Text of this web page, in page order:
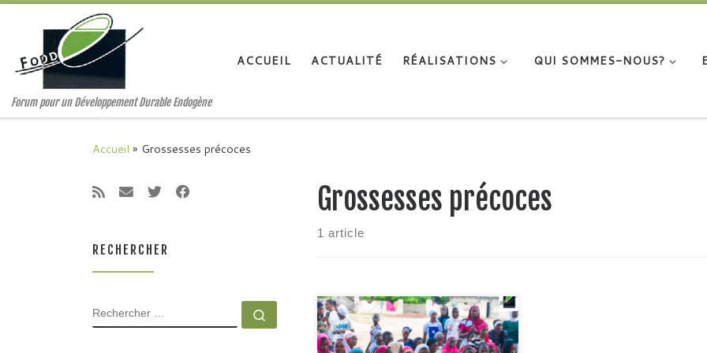
Passer au contenu
Forum pour un Développement Durable Endogène
ACCUEIL ACTUALITÉ RÉALISATIONS QUI SOMMES-NOUS?
Accueil » Grossesses précoces
Grossesses précoces
1 article
Activité de sensibilisation sur les
effets néfastes des mariages et
RECHERCHER
RECHERCHER Rechercher …